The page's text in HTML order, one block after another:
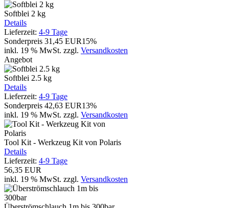
Softblei 2 kg
Details
Lieferzeit: 4-9 Tage
Sonderpreis 31,45 EUR15%
inkl. 19 % MwSt. zzgl. Versandkosten
Angebot
Softblei 2.5 kg
Details
Lieferzeit: 4-9 Tage
Sonderpreis 42,63 EUR13%
inkl. 19 % MwSt. zzgl. Versandkosten
Tool Kit - Werkzeug Kit von Polaris
Details
Lieferzeit: 4-9 Tage
56,35 EUR
inkl. 19 % MwSt. zzgl. Versandkosten